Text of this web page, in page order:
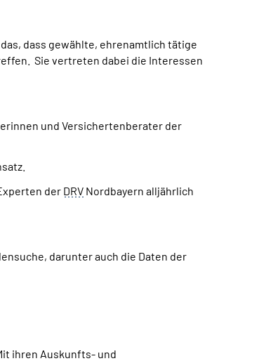
dass gewählte, ehrenamtlich tätige
Sie vertreten dabei die Interessen
und Versichertenberater der
der DRV Nordbayern alljährlich
darunter auch die Daten der
ihren Auskunfts- und